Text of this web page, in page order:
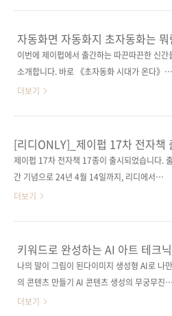
가 기업과 인류 전반에 미칠 광범위한 영향에 대
해 탐구한다. 20년 이상 대화형 AI 분야에서 쌓
아온 인사이트를 제공하면서 대화형 사용자 인
용해 모든 사람이 기술을 효과적으로 사용할 수
있는 전략적 환경을 조성하는 방법을 알려준다.
생태계 구축 전략을 배울 수 있다. 도서 구매 사
이트(가나다순) [교보문고] [도서11번가] [알
라딘] [예스이십사] [인터파크] [쿠팡] ..
자동화면 자동화지 초자동화는 뭐
이번에 제이펍에서 출간하는 따끈따끈한 신간
소개합니다. 바로 《초자동화 시대가 온다》입
니다. '초자동화(hyperautomation)'라니 낯선
행하면서 IT 산업의 변화는 굉장히 빨랐습니다.
비대면이 일상화되면서 예상보다 더 빠르게 성
장하고 변한 겁니다. 우리 모두에게 충격을 안긴
간의 개입은 최소화하면서 자동화할 수 있는 건
모두 자동화하기 시작했습니다. 이를 가트너
2020년 10대 기술 트렌드로 선정했고, 실제로
많은 기업에서 초자동화를 채택했습니다. 그렇
다면 인간이 설 자리는 없어지는 걸까요? 여기서
중요한..
더보기
[리디ONLY]_제이펍 17차 전자책
이벤트
제이펍 17차 전자책 17종이 출시되었습니다.
간 기념으로 24년 4월 14일까지, 리디에서
10% 할인 이벤트를 진행합니다. 미드저니와 니
오너프로그래머의 기록을 담은 《코딩도 하고,
사장도 합니다》, 누구나 하루 만에 디자이너로
만들어줘 엄청난 화제를 몰고 있는 《누구나 쉽
브 영상 제작 교육 전문가의 성공 비결을 담은
더보기
키워드로 완성하는 AI 아트 테크
미드저니, 니지저니
나의 말이 그림이 된다이미지 생성형 AI로 나만
의 콘텐츠 만들기 AI 콘텐츠 생성의 무궁무진한
길이 열렸다. 키워드만 입력하면 전문가 수준의
더보기